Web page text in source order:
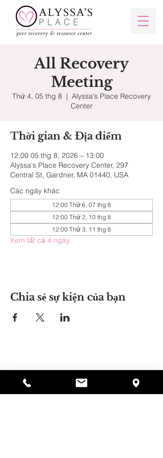
All Recovery
Meeting
Thứ 4, 05 thg 8
  |
Alyssa's Place Recovery
Center
Thời gian & Địa điểm
12:00 05 thg 8, 2026 – 13:00
Alyssa's Place Recovery Center, 297
Central St, Gardner, MA 01440, USA
Các ngày khác
12:00 Thứ 6, 07 thg 8
12:00 Thứ 2, 10 thg 8
12:00 Thứ 3, 11 thg 8
Xem tất cả 4 ngày
Chia sẻ sự kiện của bạn
978-364-0920